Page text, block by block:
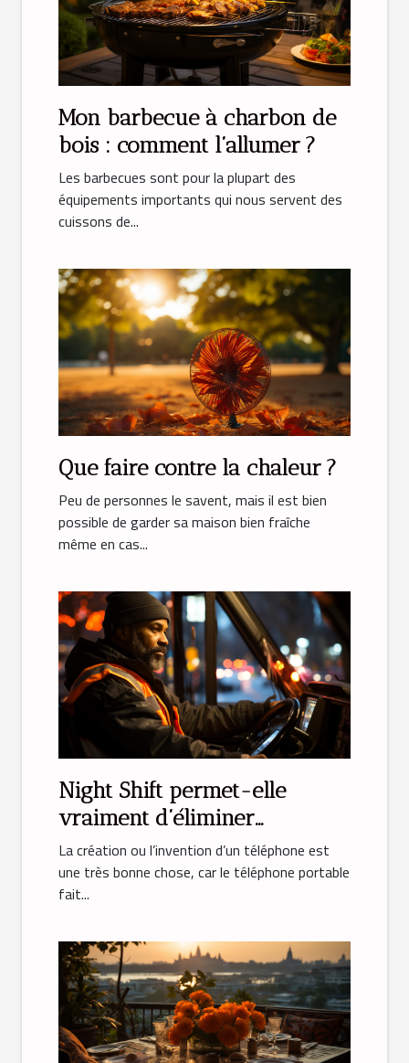
Mon barbecue à charbon de
bois : comment l’allumer ?
Les barbecues sont pour la plupart des
équipements importants qui nous servent des
cuissons de...
Que faire contre la chaleur ?
Peu de personnes le savent, mais il est bien
possible de garder sa maison bien fraîche
même en cas...
Night Shift permet-elle
vraiment d’éliminer
l’émission de lumière bleue ?
La création ou l’invention d’un téléphone est
une très bonne chose, car le téléphone portable
fait...